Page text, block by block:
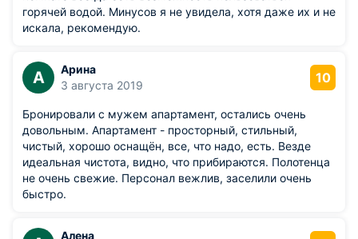
горячей водой. Минусов я не увидела, хотя даже их и не
искала, рекомендую.
А
Арина
3 августа 2019
10
Бронировали с мужем апартамент, остались очень
довольным. Апартамент - просторный, стильный,
чистый, хорошо оснащён, все, что надо, есть. Везде
идеальная чистота, видно, что прибираются. Полотенца
не очень свежие. Персонал вежлив, заселили очень
быстро.
Алена